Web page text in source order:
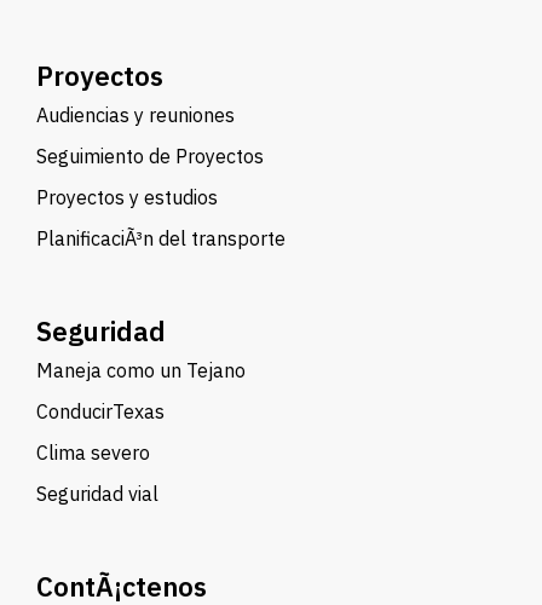
Proyectos
Audiencias y reuniones
Seguimiento de Proyectos
Proyectos y estudios
PlanificaciÃ³n del transporte
Seguridad
Maneja como un Tejano
ConducirTexas
Clima severo
Seguridad vial
ContÃ¡ctenos